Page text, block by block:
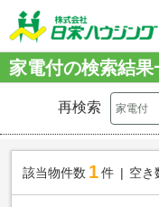
家電付の検索結果
再検索
該当物件数 1件 空き